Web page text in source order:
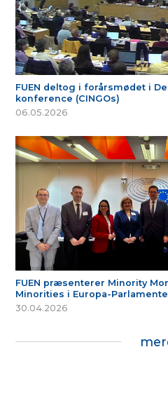
FUEN deltog i forårsmødet i
konference (CINGOs)
06.05.2026
FUEN præsenterer Minority
Minorities i Europa-
30.04.2026